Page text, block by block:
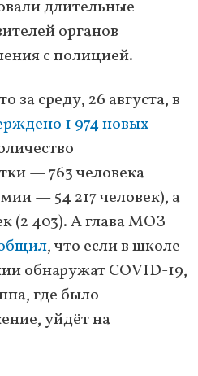
длительные
органов
с полицией.
за среду, 26 августа, в
1 974 новых
— 763 человека
— 54 217 человек), а
(2 403). А глава МОЗ
, что если в школе
обнаружат COVID-19,
где было
уйдёт на